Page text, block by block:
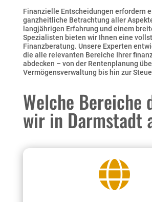
Finanzielle Entscheidungen erfordern
ganzheitliche Betrachtung aller
langjährigen Erfahrung und einem
Spezialisten bieten wir Ihnen eine
Finanzberatung. Unsere Experten
die alle relevanten Bereiche Ihrer
abdecken – von der Rentenplanung
Vermögensverwaltung bis hin zur
Welche Bereiche
wir in Darmstadt
